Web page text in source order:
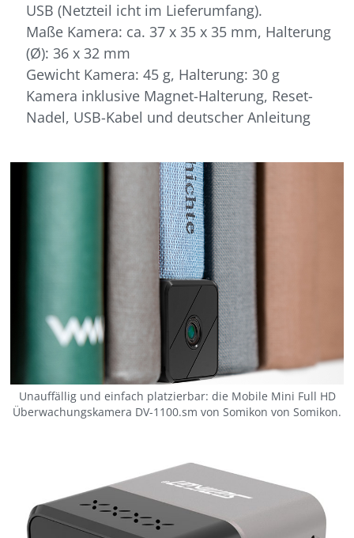
USB (Netzteil icht im Lieferumfang).
Maße Kamera: ca. 37 x 35 x 35 mm, Halterung
(Ø): 36 x 32 mm
Gewicht Kamera: 45 g, Halterung: 30 g
Kamera inklusive Magnet-Halterung, Reset-
Nadel, USB-Kabel und deutscher Anleitung
Unauffällig und einfach platzierbar: die Mobile Mini Full HD
Überwachungskamera DV-1100.sm von Somikon von Somikon.